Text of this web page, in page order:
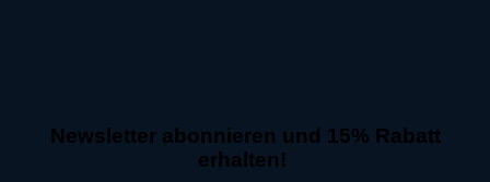
Newsletter abonnieren und 15% Rabatt
erhalten!